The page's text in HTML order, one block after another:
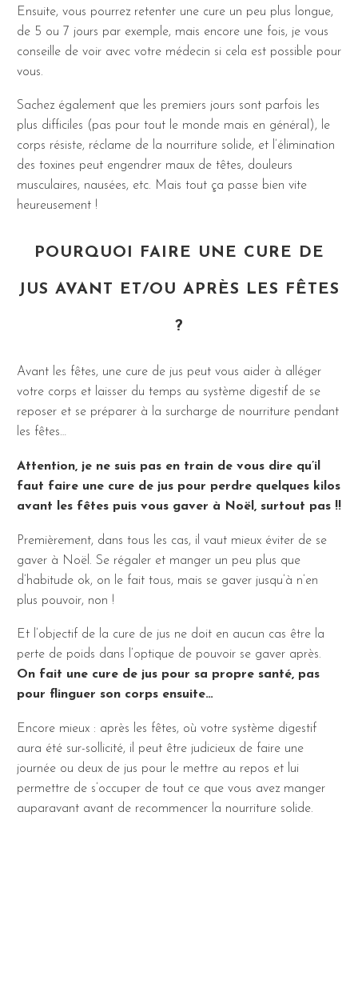
Ensuite, vous pourrez retenter une cure un peu plus longue,
de 5 ou 7 jours par exemple, mais encore une fois, je vous
conseille de voir avec votre médecin si cela est possible pour
vous.
Sachez également que les premiers jours sont parfois les
plus difficiles (pas pour tout le monde mais en général), le
corps résiste, réclame de la nourriture solide, et l’élimination
des toxines peut engendrer maux de têtes, douleurs
musculaires, nausées, etc. Mais tout ça passe bien vite
heureusement !
POURQUOI FAIRE UNE CURE DE
JUS AVANT ET/OU APRÈS LES FÊTES
?
Avant les fêtes, une cure de jus peut vous aider à alléger
votre corps et laisser du temps au système digestif de se
reposer et se préparer à la surcharge de nourriture pendant
les fêtes…
Attention, je ne suis pas en train de vous dire qu’il
faut faire une cure de jus pour perdre quelques kilos
avant les fêtes puis vous gaver à Noël, surtout pas !!
Premièrement, dans tous les cas, il vaut mieux éviter de se
gaver à Noël. Se régaler et manger un peu plus que
d’habitude ok, on le fait tous, mais se gaver jusqu’à n’en
plus pouvoir, non !
Et l’objectif de la cure de jus ne doit en aucun cas être la
perte de poids dans l’optique de pouvoir se gaver après.
On fait une cure de jus pour sa propre santé, pas
pour flinguer son corps ensuite…
Encore mieux : après les fêtes, où votre système digestif
aura été sur-sollicité, il peut être judicieux de faire une
journée ou deux de jus pour le mettre au repos et lui
permettre de s’occuper de tout ce que vous avez manger
auparavant avant de recommencer la nourriture solide.